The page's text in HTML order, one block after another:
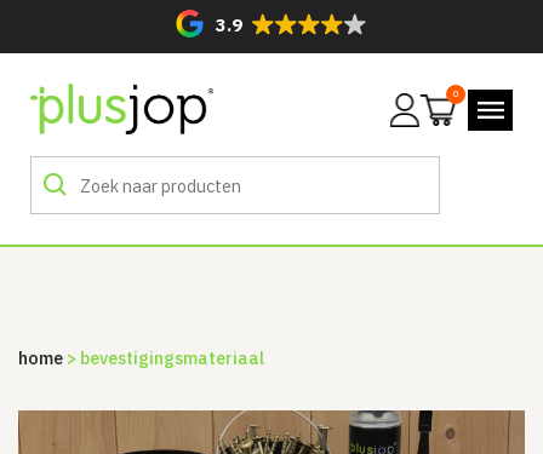
3.9
Mijn
0
home > bevestigingsmateriaal